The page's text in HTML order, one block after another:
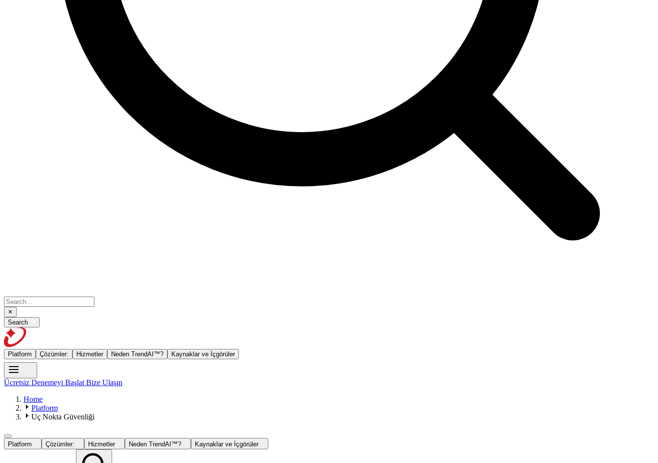
Search
Platform Çözümler: Hizmetler Neden TrendAI™? Kaynaklar ve İçgörüler
Ücretsiz Denemeyi Başlat Bize Ulaşın
Home
Platform
Uç Nokta Güvenliği
Platform Çözümler: Hizmetler Neden TrendAI™? Kaynaklar ve İçgörüler